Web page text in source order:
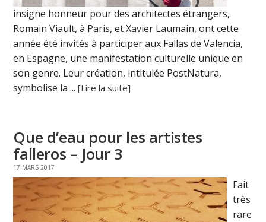
insigne honneur pour des architectes étrangers,
Romain Viault, à Paris, et Xavier Laumain, ont cette
année été invités à participer aux Fallas de Valencia,
en Espagne, une manifestation culturelle unique en
son genre. Leur création, intitulée PostNatura,
symbolise la ...[Lire la suite]
Que d’eau pour les artistes
falleros – Jour 3
17 MARS 2017
Fait
très
rare